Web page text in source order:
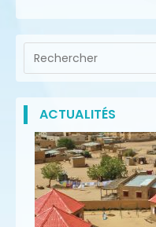
ACTUALITÉS